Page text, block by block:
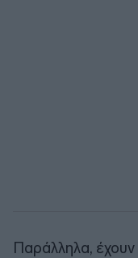
Παράλληλα, έχουν